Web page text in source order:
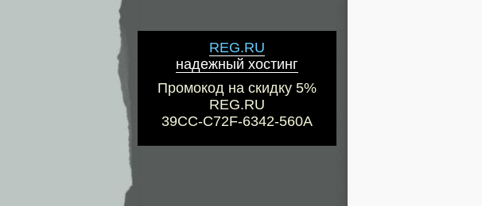
REG.RU
надежный хостинг
Промокод на скидку 5%
REG.RU
39CC-C72F-6342-560A